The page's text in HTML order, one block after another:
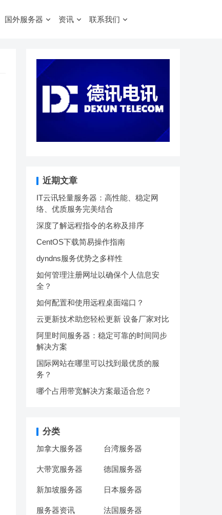
国外服务器 资讯 联系我们
近期文章
IT云讯轻量服务器：高性能、稳定网
络、优质服务完美结合
深度了解远程指令的名称及排序
CentOS下载简易操作指南
dyndns服务优势之多样性
如何管理注册网址以确保个人信息安
全？
如何配置和使用远程桌面端口？
云更新技术助您轻松更新 设备厂家对比
阿里时间服务器：稳定可靠的时间同步
解决方案
国际网站在哪里可以找到最优质的服
务？
哪个占用带宽解决方案最适合您？
分类
加拿大服务器 台湾服务器
大带宽服务器 德国服务器
新加坡服务器 日本服务器
服务器资讯 法国服务器